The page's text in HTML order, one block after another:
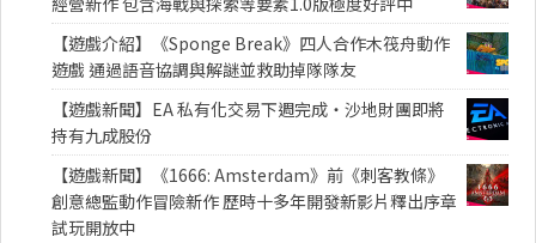
【遊戲介紹】《Sponge Break》四人合作木筏舟動作
遊戲 通過語音協調與解謎並救助掉隊隊友
【遊戲新聞】EA 私有化交易下週完成・沙地財團即將
持有九成股份
【遊戲新聞】《1666: Amsterdam》前《刺客教條》
創意總監動作冒險新作 歷時十多年開發新影片釋出序章
試玩開放中